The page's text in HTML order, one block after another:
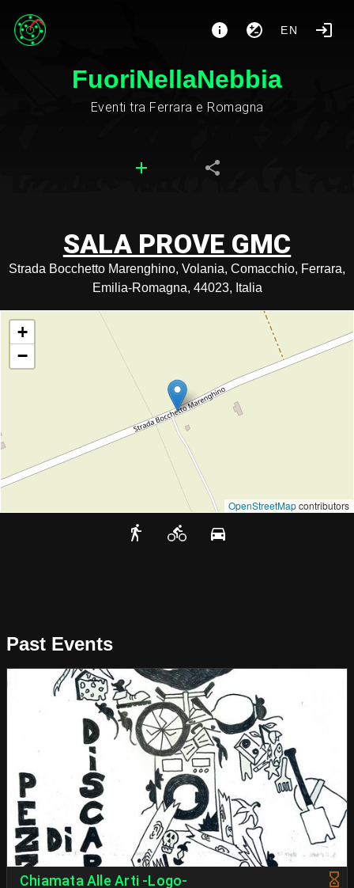
EN
FuoriNellaNebbia
Eventi tra Ferrara e Romagna
SALA PROVE GMC
Strada Bocchetto Marenghino, Volania, Comacchio, Ferrara,
Emilia-Romagna, 44023, Italia
+
−
OpenStreetMapcontributors
Past Events
Chiamata Alle Arti -Logo-